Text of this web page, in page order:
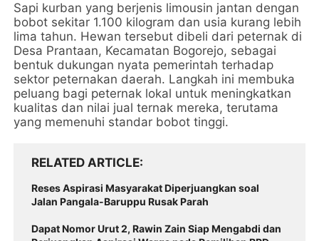
Sapi kurban yang berjenis limousin jantan dengan
bobot sekitar 1.100 kilogram dan usia kurang lebih
lima tahun. Hewan tersebut dibeli dari peternak di
Desa Prantaan, Kecamatan Bogorejo, sebagai
bentuk dukungan nyata pemerintah terhadap
sektor peternakan daerah. Langkah ini membuka
peluang bagi peternak lokal untuk meningkatkan
kualitas dan nilai jual ternak mereka, terutama
yang memenuhi standar bobot tinggi.
RELATED ARTICLE
Reses Aspirasi Masyarakat Diperjuangkan soal
Jalan Pangala-Baruppu Rusak Parah
Dapat Nomor Urut 2, Rawin Zain Siap Mengabdi dan